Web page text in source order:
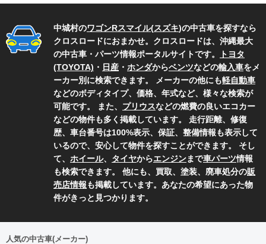
中城村のワゴンRスマイル(スズキ)の中古車を探すなら
クロスロードにおまかせ。クロスロードは、沖縄最大
の中古車・パーツ情報ポータルサイトです。
トヨタ
(TOYOTA) ・ 日産 ・ ホンダからベンツなどの輸入車をメ
ーカー別に検索できます。 メーカーの他にも軽自動車
などのボディタイプ、価格、年式など、様々な検索が
可能です。 また、 プリウスなどの燃費の良いエコカー
などの物件も多く掲載しています。 走行距離、修復
歴、車台番号は100%表示、保証、整備情報も表示して
いるので、安心して物件を探すことができます。 そし
て、 ホイール、 タイヤからエンジンまで車パーツ情報
も検索できます。 他にも、買取、塗装、廃車処分の販
売店情報も掲載しています。あなたの希望にあった物
件がきっと見つかります。
人気の中古車(メーカー)